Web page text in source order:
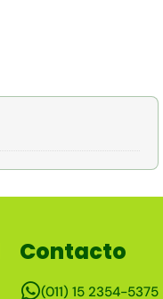
Contacto
(011) 15 2354-5375